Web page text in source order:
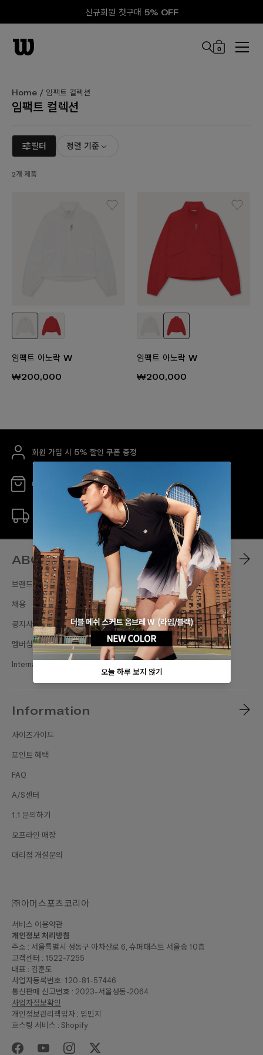
신규회원 첫구매 5% OFF
0
Home / 임팩트 컬렉션
임팩트 컬렉션
필터 정렬 기준
2개 제품
임팩트 아노락 W
₩200,000
임팩트 아노락 W
₩200,000
회원 가입 시 5% 할인 쿠폰 증정
매장 안내
ABOUT
브랜드스토리
채용
공지사항
멤버십
International Sites
Information
사이즈가이드
포인트 혜택
FAQ
A/S센터
1:1 문의하기
오프라인 매장
대리점 개설문의
㈜아머스포츠코리아
서비스 이용약관
개인정보 처리방침
주소 : 서울특별시 성동구 아차산로 6, 슈퍼패스트 서울숲 10층
고객센터 : 1522-7255
대표 : 김훈도
사업자등록번호: 120-81-57446
통신판매 신고번호 : 2023-서울성동-2064
사업자정보확인
개인정보관리책임자 : 임민지
호스팅 서비스 : Shopify